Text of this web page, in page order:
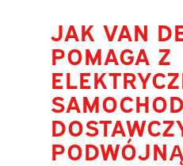
JAK VAN
POMAGA Z